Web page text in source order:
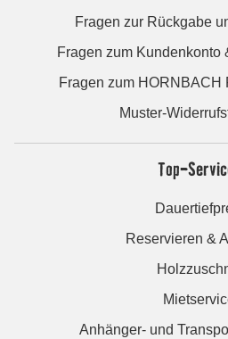
Fragen zur Rückgabe
Fragen zum Kundenkonto
Fragen zum HORNBACH
Muster-
Top-
Reservieren &
Anhänger- und